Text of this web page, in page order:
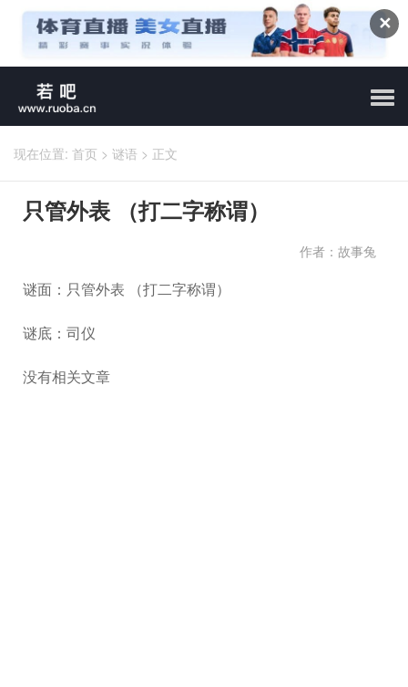
✕
现在位置: 首页 > 谜语 > 正文
只管外表 （打二字称谓）
作者：故事兔
谜面：只管外表 （打二字称谓）
谜底：司仪
没有相关文章